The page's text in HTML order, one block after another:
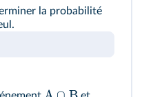
la probabilité